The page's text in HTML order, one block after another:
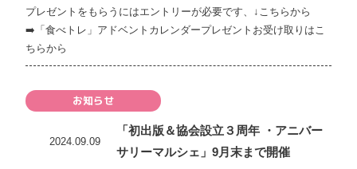
プレゼントをもらうにはエントリーが必要です、↓こちらから
➡️「食べトレ」アドベントカレンダープレゼントお受け取りはこ
ちらから
お知らせ
2024.09.09
「初出版＆協会設立３周年 ・アニバー
サリーマルシェ」9月末まで開催